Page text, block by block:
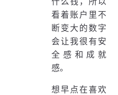
看着账户里不
断变大的数字
会让我很有安
全感和成就
感。
想早点在喜欢